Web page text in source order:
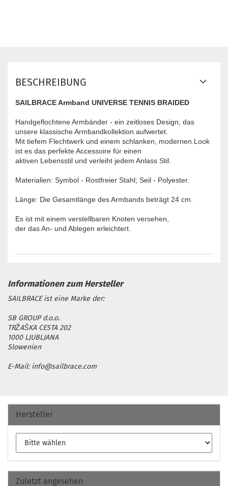
BESCHREIBUNG
SAILBRACE Armband UNIVERSE TENNIS BRAIDED
Handgeflochtene Armbänder - ein zeitloses Design, das
unsere klassische Armbandkollektion aufwertet.
Mit tiefem Flechtwerk und einem schlanken, modernen Look
ist es das perfekte Accessoire für einen
aktiven Lebensstil und verleiht jedem Anlass Stil.
Materialien: Symbol - Rostfreier Stahl; Seil - Polyester.
Länge: Die Gesamtlänge des Armbands beträgt 24 cm.
Es ist mit einem verstellbaren Knoten versehen,
der das An- und Ablegen erleichtert.
SAILBRACE ist eine Marke der:
SB GROUP d.o.o.
TRŽAŠKA CESTA 202
1000 LJUBLJANA
Slowenien
E-Mail: info@sailbrace.com
Hersteller
Zuletzt angesehen